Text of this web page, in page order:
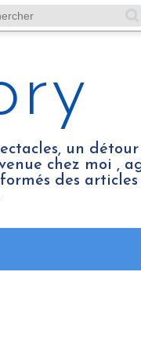
un
chez moi ,
des articles